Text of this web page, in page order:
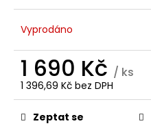
Vyprodáno
1 690 Kč / ks
1 396,69 Kč bez DPH
Měrná
cena:Zeptat se
D
o
o
u
č
u